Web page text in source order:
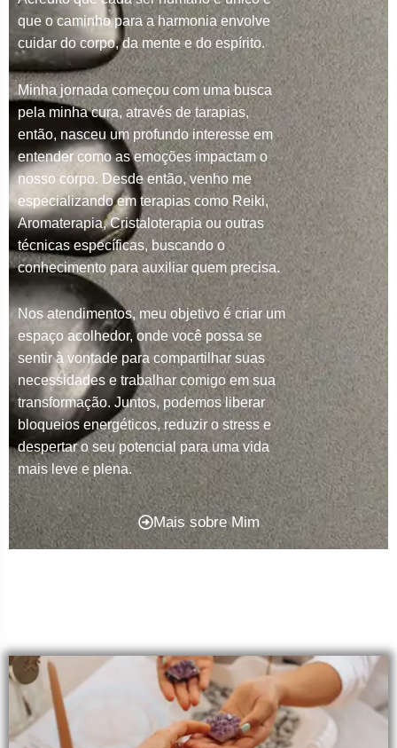
que o caminho para a harmonia envolve
cuidar do corpo, da mente e do espírito.
Minha jornada começou com uma busca
pela minha cura, através de tarapias,
então, nasceu um profundo interesse em
entender como as emoções impactam o
nosso corpo. Desde então, venho me
especializando em terapias como Reiki,
Aromaterapia, Cristaloterapia ou outras
técnicas específicas, buscando o
conhecimento para auxiliar quem precisa.
Nos atendimentos, meu objetivo é criar um
espaço acolhedor, onde você possa se
sentir à vontade para compartilhar suas
necessidades e trabalhar comigo em sua
transformação. Juntos, podemos liberar
bloqueios energéticos, reduzir o stress e
despertar o seu potencial para uma vida
mais leve e plena.
Mais sobre Mim